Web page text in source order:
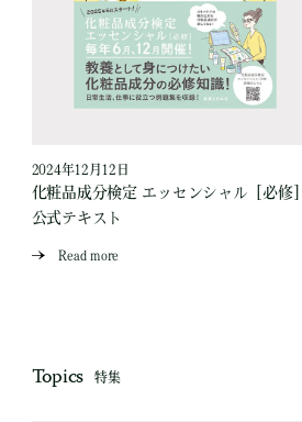
2024年12月12日
化粧品成分検定 エッセンシャル［必修］
公式テキスト
Read more
Topics 特集